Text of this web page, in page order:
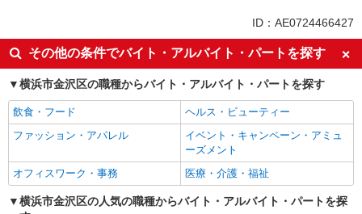
履歴書不要
新卒・第二新卒歓迎
フリーター歓迎
ミドル（40代～）活躍中
エルダー（50代～）活躍中
シニア（60代～）活躍中
日払い
週払い
服装自由
禁煙・分煙
残業少なめ（月20h未満）
交通費支給
社会保険あり
研修制度あり
ID：AE0724466427
その他の条件でバイト・アルバイト・パートを探す
横浜市金沢区の職種からバイト・アルバイト・パートを探す
飲食・フード
ヘルス・ビューティー
ファッション・アパレル
イベント・キャンペーン・アミュ
ーズメント
オフィスワーク・事務
医療・介護・福祉
横浜市金沢区の人気の職種からバイト・アルバイト・パートを探